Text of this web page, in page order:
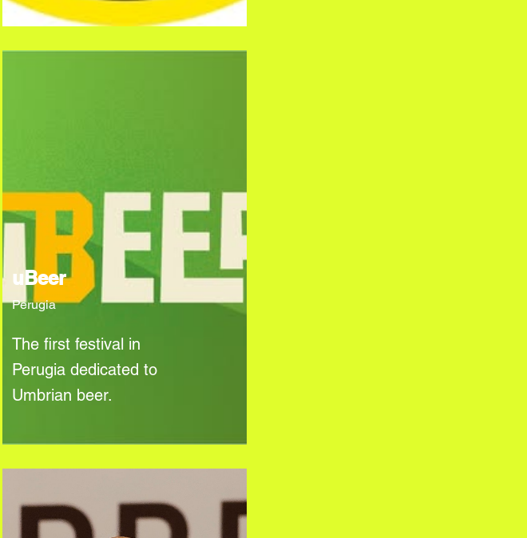
uBeer
Perugia
The first festival in
Perugia dedicated to
Umbrian beer.